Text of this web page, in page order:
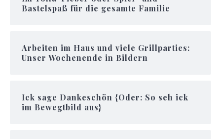
Bastelspaß für die gesamte Familie
Arbeiten im Haus und viele Grillparties:
Unser Wochenende in Bildern
Ick sage Dankeschön {Oder: So seh ick
im Bewegtbild aus}